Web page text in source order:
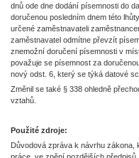
dnů ode dne dodání písemnosti do
doručenou posledním dnem této
určené zaměstnavateli
zaměstnavatel odmítne převzít
znemožní doručení písemnosti v
považuje se písemnost za
nový odst. 6, který se týká datové
Změnil se také § 338 ohledně
vztahů.
Použité zdroje:
Důvodová zpráva k návrhu zákona,